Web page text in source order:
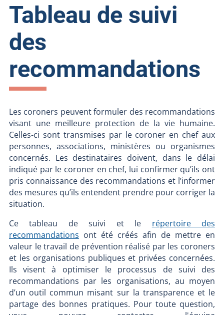
Tableau de suivi
des
recommandations
Les coroners peuvent formuler des recommandations
visant une meilleure protection de la vie humaine.
Celles-ci sont transmises par le coroner en chef aux
personnes, associations, ministères ou organismes
concernés. Les destinataires doivent, dans le délai
indiqué par le coroner en chef, lui confirmer qu’ils ont
pris connaissance des recommandations et l’informer
des mesures qu’ils entendent prendre pour corriger la
situation.
Ce tableau de suivi et le répertoire des
recommandations ont été créés afin de mettre en
valeur le travail de prévention réalisé par les coroners
et les organisations publiques et privées concernées.
Ils visent à optimiser le processus de suivi des
recommandations par les organisations, au moyen
d’un outil commun misant sur la transparence et le
partage des bonnes pratiques. Pour toute question,